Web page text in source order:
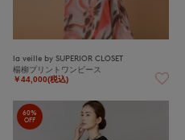
la veille by SUPERIOR CLOSET
楊柳プリントワンピース
￥44,000(税込)
60%
OFF